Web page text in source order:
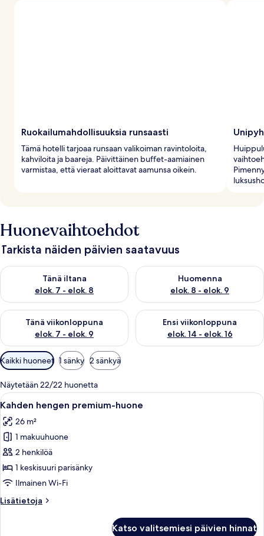
Ruokailumahdollisuuksia runsaasti
Tämä hotelli tarjoaa runsaan valikoiman ravintoloita,
kahviloita ja baareja. Päivittäinen buffet-aamiainen
varmistaa, että vieraat aloittavat aamunsa oikein.
Huonevaihtoehdot
Tarkista näiden päivien saatavuus
Tänä iltana
elok. 7 - elok. 8
Tarkista tämän illan saatavuus elok. 7 - elok. 8
Huomenna
elok. 8 - elok. 9
Tarkista huomisen saatavuus
Tänä viikonloppuna
elok. 7 - elok. 9
Tarkista tämän viikonlopun saatavuus elok. 7 - elok. 9
Ensi viikonloppuna
elok. 14 - elok. 16
Tarkista ensi viikonlopun
Huoneille
saatavilla
olevia
suodattimia
Kaikki huoneet 1 sänky 2 sänkyä
Näytetään 22/22 huonetta
Avaa
kaikki
huonetyypin
Kahden
hengen
premium-
huone
Ylelliset vuodevaatteet, minibaari,
4
Kahden hengen premium-huone
26 m²
1 makuuhuone
2 henkilöä
1 keskisuuri parisänky
Ilmainen Wi-Fi
Lisätietoja
Lisätietoja
Katso valitsemiesi päivien hinnat